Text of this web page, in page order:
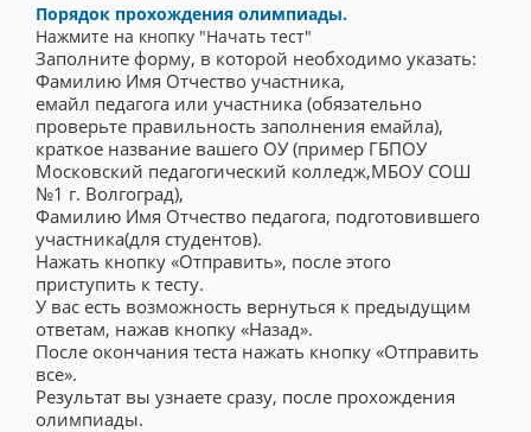
Порядок прохождения олимпиады.
Нажмите на кнопку "Начать тест"
Заполните форму, в которой необходимо указать:
Фамилию Имя Отчество участника,
емайл педагога или участника (обязательно
проверьте правильность заполнения емайла),
краткое название вашего ОУ (пример ГБПОУ
Московский педагогический колледж,МБОУ СОШ
№1 г. Волгоград),
Фамилию Имя Отчество педагога, подготовившего
участника(для студентов).
Нажать кнопку «Отправить», после этого
приступить к тесту.
У вас есть возможность вернуться к предыдущим
ответам, нажав кнопку «Назад».
После окончания теста нажать кнопку «Отправить
все».
Результат вы узнаете сразу, после прохождения
олимпиады.